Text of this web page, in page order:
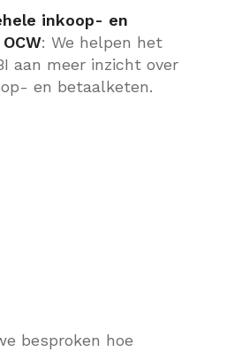
inkoop- en
: We helpen het
aan meer inzicht over
en betaalketen.
besproken hoe